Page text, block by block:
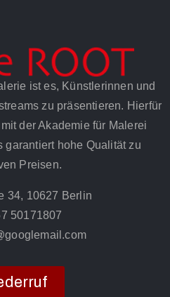
ist es, Künstlerinnen und
zu präsentieren. Hierfür
der Akademie für Malerei
garantiert hohe Qualität zu
Preisen.
34, 10627 Berlin
50171807